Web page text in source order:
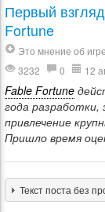
Первый
Fortune
Это мнение об игре
3232
0 12
Fable Fortune
года
привлечение
Пришло время
Текст поста без